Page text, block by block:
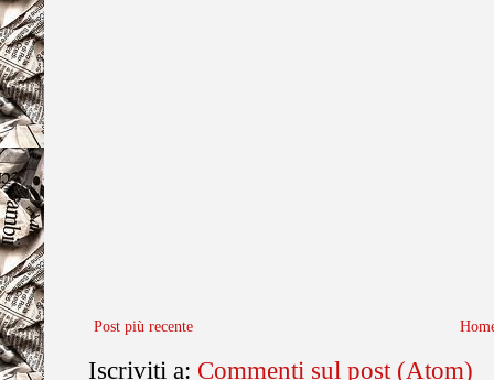
Post più recente
Iscriviti a: Commenti sul post (Atom)